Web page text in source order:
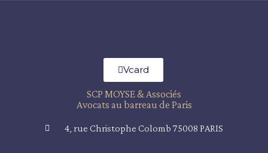
Vcard
SCP MOYSE & Associés
Avocats au barreau de Paris
4, rue Christophe Colomb 75008 PARIS